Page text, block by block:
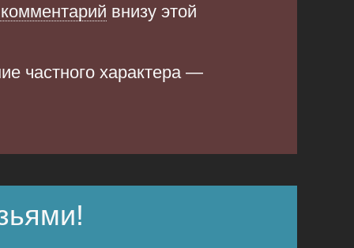
внизу этой
частного характера —